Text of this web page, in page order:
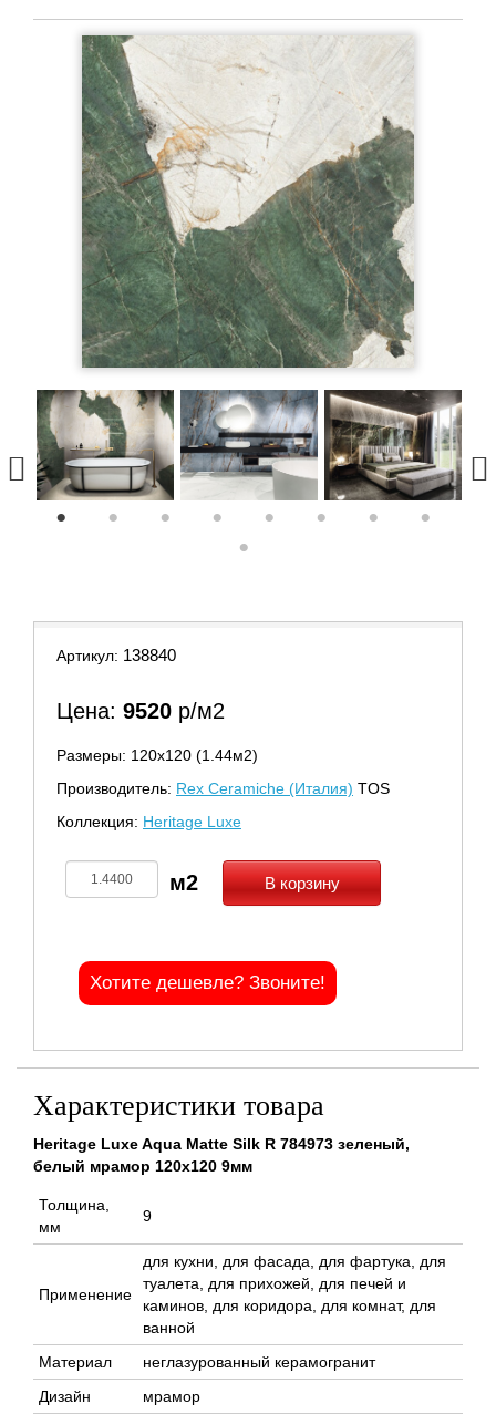
Артикул: 138840
Цена: 9520 р/м2
Размеры: 120х120 (1.44м2)
Производитель: Rex Ceramiche (Италия) TOS
Коллекция: Heritage Luxe
В корзину
Хотите дешевле? Звоните!
Характеристики товара
Heritage Luxe Aqua Matte Silk R 784973 зеленый,
белый мрамор 120x120 9мм
Толщина,
мм
9
Применение
для кухни, для фасада, для фартука, для
туалета, для прихожей, для печей и
каминов, для коридора, для комнат, для
ванной
Материал
неглазурованный керамогранит
Дизайн
мрамор